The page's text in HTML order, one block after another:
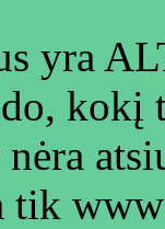
yra
kokį
tik